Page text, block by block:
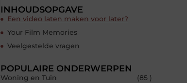
INHOUDSOPGAVE
Een video laten maken voor later?
Your Film Memories
Veelgestelde vragen
POPULAIRE ONDERWERPEN
Woning en Tuin
(85 )